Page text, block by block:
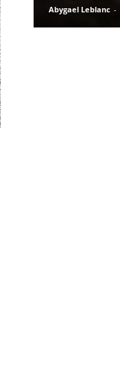
Abygael Leblanc -